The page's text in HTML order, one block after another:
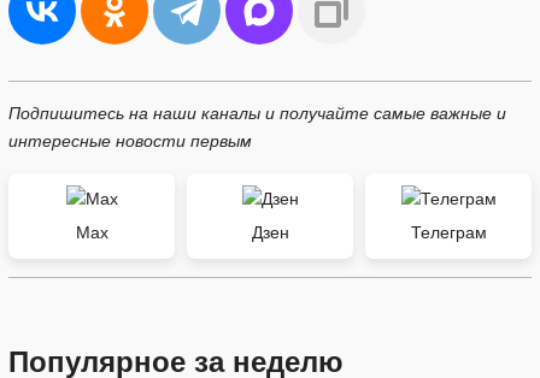
Подпишитесь на наши каналы и получайте самые важные и
интересные новости первым
Max Дзен Телеграм
Популярное за неделю